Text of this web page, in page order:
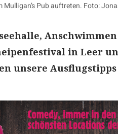
Mulligan’s Pub auftreten. Foto:
in Leer
unsere Ausflugstipps